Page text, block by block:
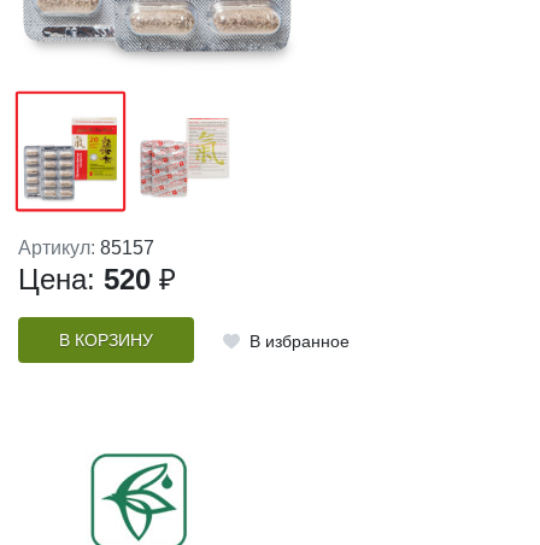
Артикул: 85157
Цена: 520 ₽
В КОРЗИНУ В избранное